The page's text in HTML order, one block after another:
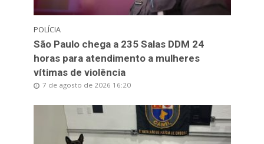
POLÍCIA
São Paulo chega a 235 Salas DDM 24
horas para atendimento a mulheres
vítimas de violência
7 de agosto de 2026 16:20